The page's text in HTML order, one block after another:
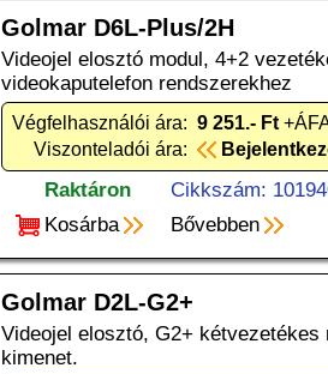
Golmar D6L-Plus/2H
Videojel elosztó modul, 4+2
videokaputelefon rendszerekhez
Végfelhasználói ára: 9 251.- Ft
Viszonteladói ára:
Raktáron
Cikkszám:
Kosárba
Bővebben
Golmar D2L-G2+
Videojel elosztó, G2+ kétvezetékes
kimenet.